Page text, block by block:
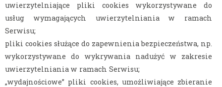
uwierzytelniające pliki cookies wykorzystywane do
usług wymagających uwierzytelniania w ramach
Serwisu;
pliki cookies służące do zapewnienia bezpieczeństwa, np.
wykorzystywane do wykrywania nadużyć w zakresie
uwierzytelniania w ramach Serwisu;
„wydajnościowe” pliki cookies, umożliwiające zbieranie